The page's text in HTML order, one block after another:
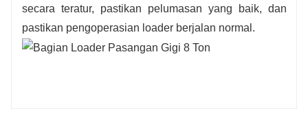
secara teratur, pastikan pelumasan yang baik, dan
pastikan pengoperasian loader berjalan normal.